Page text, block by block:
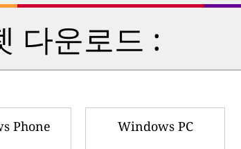
다운로드 :
Phone Windows PC